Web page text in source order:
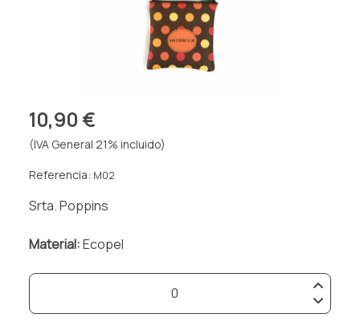
10,90 €
(IVA General 21% incluido)
Referencia: M02
Srta. Poppins
Material:Ecopel